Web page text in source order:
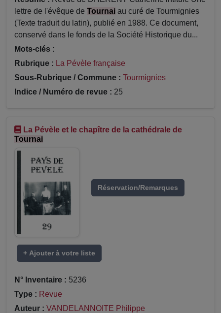
lettre de l'évêque de Tournai au curé de Tourmignies
(Texte traduit du latin), publié en 1988. Ce document,
conservé dans le fonds de la Société Historique du...
Mots-clés :
Rubrique : La Pévèle française
Sous-Rubrique / Commune : Tourmignies
Indice / Numéro de revue : 25
La Pévèle et le chapître de la cathédrale de
Tournai
Réservation/Remarques
+ Ajouter à votre liste
N° Inventaire : 5236
Type : Revue
Auteur : VANDELANNOITE Philippe